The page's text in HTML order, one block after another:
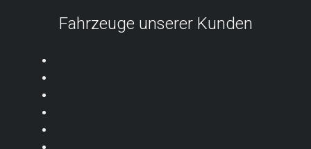
Fahrzeuge unserer Kunden